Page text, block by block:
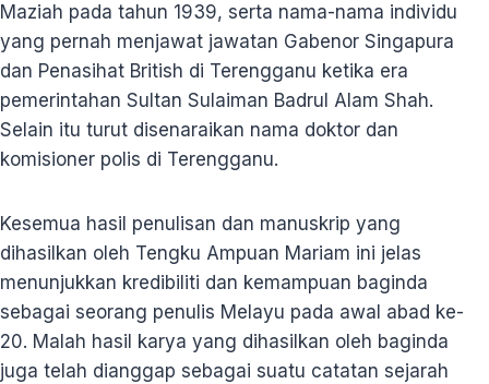
Maziah pada tahun 1939, serta nama-nama individu
yang pernah menjawat jawatan Gabenor Singapura
dan Penasihat British di Terengganu ketika era
pemerintahan Sultan Sulaiman Badrul Alam Shah.
Selain itu turut disenaraikan nama doktor dan
komisioner polis di Terengganu.
Kesemua hasil penulisan dan manuskrip yang
dihasilkan oleh Tengku Ampuan Mariam ini jelas
menunjukkan kredibiliti dan kemampuan baginda
sebagai seorang penulis Melayu pada awal abad ke-
20. Malah hasil karya yang dihasilkan oleh baginda
juga telah dianggap sebagai suatu catatan sejarah